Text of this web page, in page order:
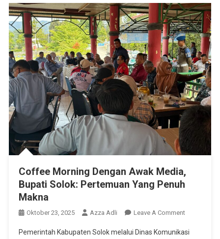
Coffee Morning Dengan Awak Media,
Bupati Solok: Pertemuan Yang Penuh
Makna
Oktober 23, 2025 Azza Adli Leave A CommentOn
Morning
Pemerintah Kabupaten Solok melalui Dinas Komunikasi